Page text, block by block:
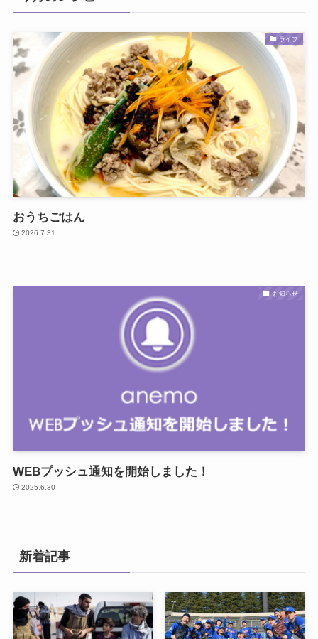
ライフ
おうちごはん
2026.7.31
お知らせ
WEBプッシュ通知を開始しました！
2025.6.30
新着記事